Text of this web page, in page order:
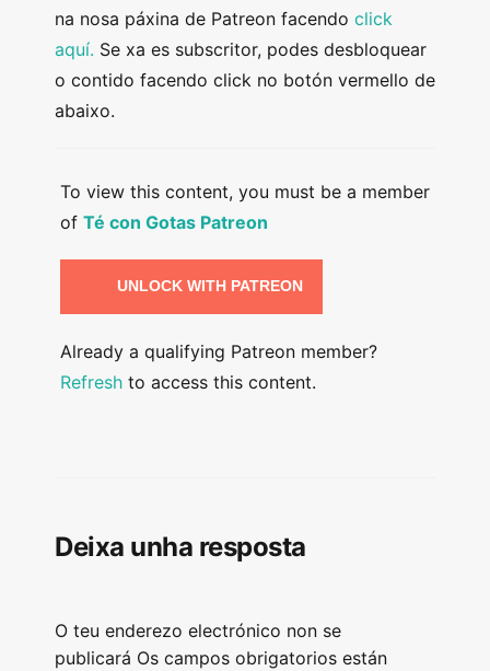
na nosa páxina de Patreon facendo click
aquí. Se xa es subscritor, podes desbloquear
o contido facendo click no botón vermello de
abaixo.
To view this content, you must be a member
of Té con Gotas Patreon
UNLOCK WITH PATREON
Already a qualifying Patreon member?
Refresh to access this content.
Deixa unha resposta
O teu enderezo electrónico non se
publicará Os campos obrigatorios están